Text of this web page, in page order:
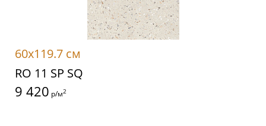
60x119.7 см
RO 11 SP SQ
9 420 р/м2